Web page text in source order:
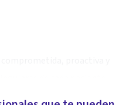
de cada paciente.